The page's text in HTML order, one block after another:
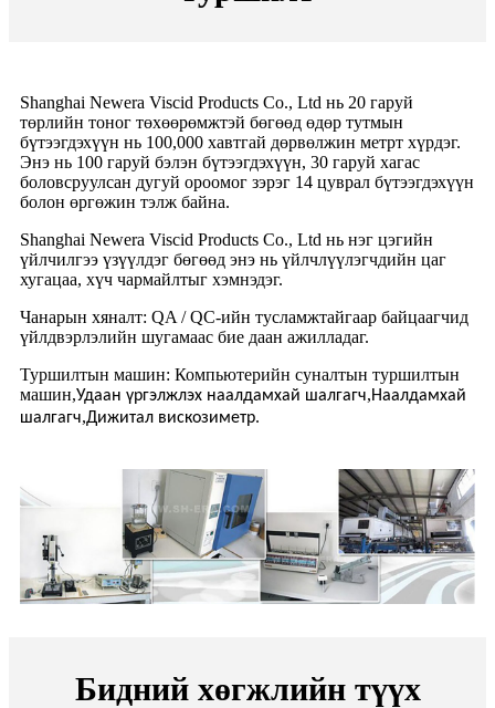
Shanghai Newera Viscid Products Co., Ltd нь 20 гаруй
төрлийн тоног төхөөрөмжтэй бөгөөд өдөр тутмын
бүтээгдэхүүн нь 100,000 хавтгай дөрвөлжин метрт хүрдэг.
Энэ нь 100 гаруй бэлэн бүтээгдэхүүн, 30 гаруй хагас
боловсруулсан дугуй ороомог зэрэг 14 цуврал бүтээгдэхүүн
болон өргөжин тэлж байна.
Shanghai Newera Viscid Products Co., Ltd нь нэг цэгийн
үйлчилгээ үзүүлдэг бөгөөд энэ нь үйлчлүүлэгчдийн цаг
хугацаа, хүч чармайлтыг хэмнэдэг.
Чанарын хяналт: QA / QC-ийн тусламжтайгаар байцаагчид
үйлдвэрлэлийн шугамаас бие даан ажилладаг.
Туршилтын машин: Компьютерийн суналтын туршилтын
машин,Удаан үргэлжлэх наалдамхай шалгагч,Наалдамхай
шалгагч,Дижитал вискозиметр.
Бидний хөгжлийн түүх